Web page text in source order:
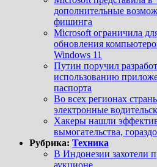
дополнительные
фишинга
Microsoft ограничила
обновления
Windows 11
Путин поручил
использованию
паспорта
Во всех регионах
электронные
Хакеры нашли
вымогательства,
Рубрика: Техника
В Индонезии захотели
аукционе